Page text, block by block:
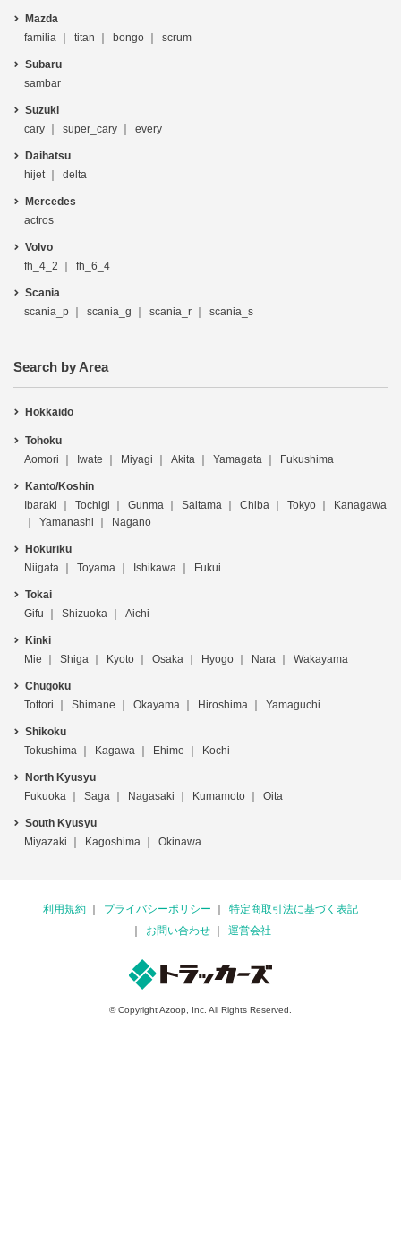
Mazda
familia
titan bongo scrum
Subaru
sambar
Suzuki
cary
super_cary every
Daihatsu
hijet
delta
Mercedes
actros
Volvo
fh_4_2
fh_6_4
Scania
scania_p
scania_g scania_r scania_s
Search by Area
Hokkaido
Tohoku
Aomori
Iwate Miyagi Akita Yamagata Fukushima
Kanto/Koshin
Ibaraki
Tochigi Gunma Saitama Chiba Tokyo
Kanagawa
Yamanashi
Nagano
Hokuriku
Niigata
Toyama Ishikawa Fukui
Tokai
Gifu
Shizuoka Aichi
Kinki
Mie
Shiga Kyoto Osaka Hyogo Nara Wakayama
Chugoku
Tottori
Shimane Okayama Hiroshima Yamaguchi
Shikoku
Tokushima
Kagawa Ehime Kochi
North Kyusyu
Fukuoka
Saga Nagasaki Kumamoto Oita
South Kyusyu
Miyazaki
Kagoshima Okinawa
利用規約 プライバシーポリシー
特定商取引法に基づく表記
お問い合わせ
運営会社
© Copyright Azoop, Inc. All Rights Reserved.